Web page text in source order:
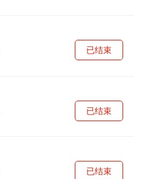
已结束
已结束
已结束